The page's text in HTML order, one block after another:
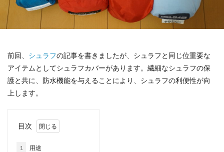
前回、 シュラフの記事を書きましたが、シュラフと同じ位重要な
アイテムとしてシュラフカバーがあります。繊細なシュラフの保
護と共に、防水機能を与えることにより、シュラフの利便性が向
上します。
目次
1 用途